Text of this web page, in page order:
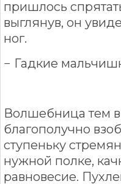
пришлось
выглянув, он
ног.
− Гадкие
Волшебница тем
благополучно
ступеньку
нужной полке,
равновесие.